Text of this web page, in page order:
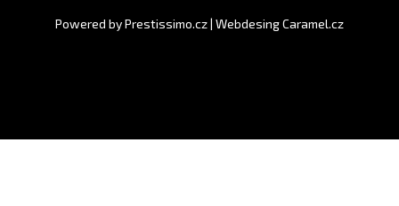
Powered byPrestissimo.cz| Webdesing Caramel.cz